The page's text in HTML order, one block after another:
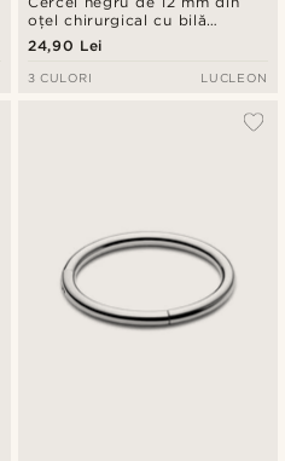
oțel chirurgical cu bilă
captivă
24,90 Lei
3 CULORI LUCLEON